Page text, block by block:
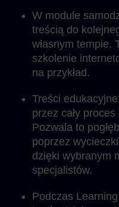
W module
treścią do
własnym tempie.
szkolenie
na przykład.
Treści
przez cały
Pozwala to
poprzez
dzięki wybranym
specjalistów.
Podczas